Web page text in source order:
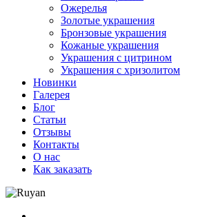
Ожерелья
Золотые украшения
Бронзовые украшения
Кожаные украшения
Украшения с цитрином
Украшения с хризолитом
Новинки
Галерея
Блог
Статьи
Отзывы
Контакты
О нас
Как заказать